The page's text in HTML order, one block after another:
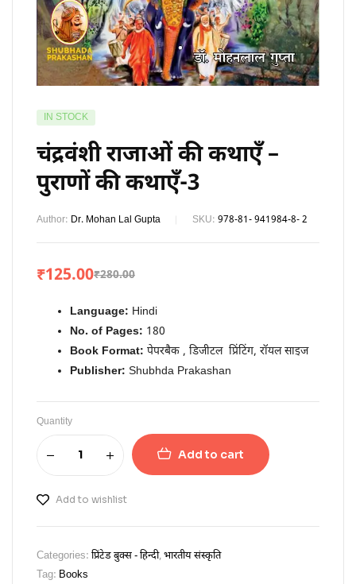
IN STOCK
चंद्रवंशी राजाओं की कथाएँ –
पुराणों की कथाएँ-3
Author: Dr. Mohan Lal Gupta SKU: 978-81- 941984-8- 2
₹280.00
₹125.00
Language: Hindi
No. of Pages: 180
Book Format: पेपरबैक , डिजीटल प्रिंटिंग, रॉयल साइज
Publisher: Shubhda Prakashan
Quantity
Add to cart
Add to wishlist
Categories: प्रिंटेड बुक्स - हिन्दी,भारतीय संस्कृति
Tag: Books